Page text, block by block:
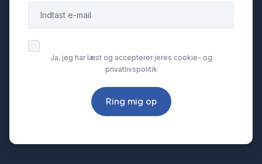
Ja, jeg har læst og accepterer jeres cookie- og
privatlivspolitik
Ring mig op